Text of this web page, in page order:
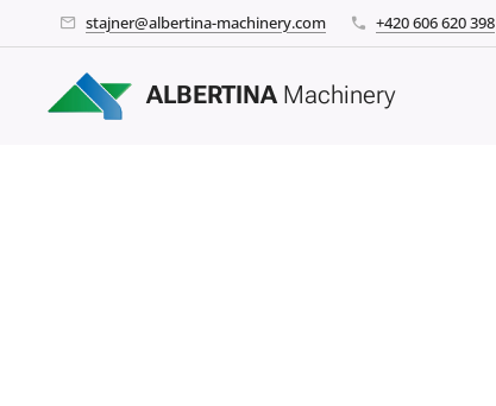
stajner@albertina-machinery.com +420 606 620 398
ALBERTINA Machinery